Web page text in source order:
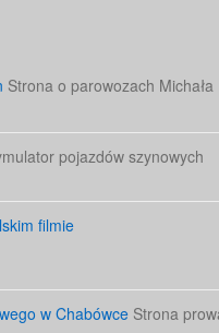
Strona o parowozach
pojazdów szynowych
filmie
w Chabówce Strona